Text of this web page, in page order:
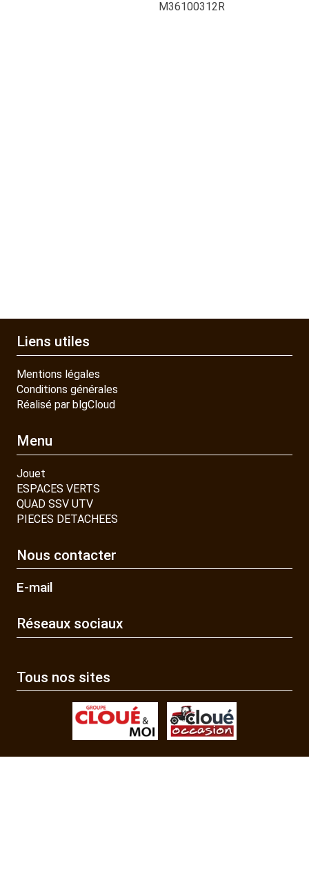
ESPACES VERTS
M36100312R
Liens utiles
Mentions légales
Conditions générales
Réalisé par blgCloud
Menu
Jouet
ESPACES VERTS
QUAD SSV UTV
PIECES DETACHEES
Nous contacter
E-mail
Réseaux sociaux
Tous nos sites